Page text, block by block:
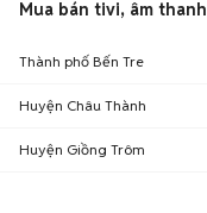
Mua bán tivi, âm thanh
Thành phố Bến Tre
Huyện Châu Thành
Huyện Giồng Trôm